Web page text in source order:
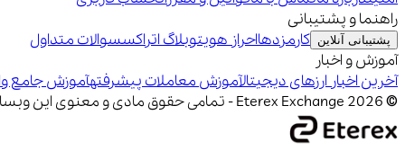
راهنما و پشتیبانی
پشتیبانی آنلاین کارمزدهااحراز هویتوبلاگ اتراکسسوالات متداول
آموزش و اخبار
آخرین اخبار ارزهای دیجیتالآموزش معاملات پیشرفتهآموزش جامع
© 2026 Eterex Exchange - تمامی حقوق مادی و معنوی این وبسایت متعلق به شرکت زنجیره بلوک اریترین (اتراکس) است